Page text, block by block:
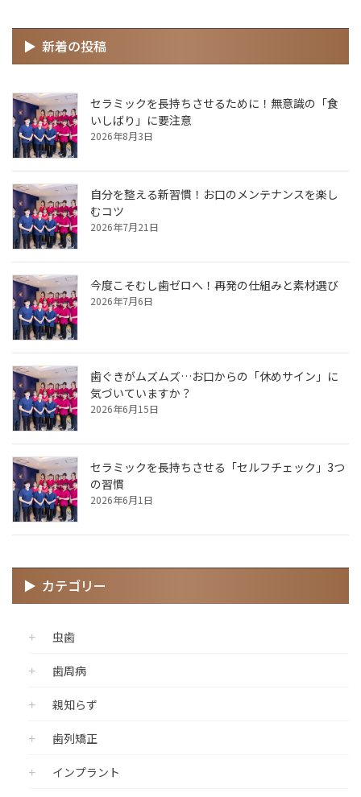
新着の投稿
セラミックを長持ちさせるために！無意識の「食
いしばり」に要注意
2026年8月3日
自分を整える新習慣！お口のメンテナンスを楽し
むコツ
2026年7月21日
今度こそむし歯ゼロへ！再発の仕組みと素材選び
2026年7月6日
歯ぐきがムズムズ…お口からの「休めサイン」に
気づいていますか？
2026年6月15日
セラミックを長持ちさせる「セルフチェック」3つ
の習慣
2026年6月1日
カテゴリー
虫歯
歯周病
親知らず
歯列矯正
インプラント